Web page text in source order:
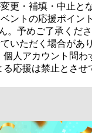
更・補填・中止と
トの応援ポイ
予めご了承くださ
いただく場合があり
人アカウント問
応援は禁止とさせ